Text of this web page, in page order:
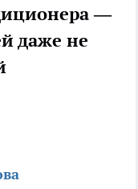
—
даже не